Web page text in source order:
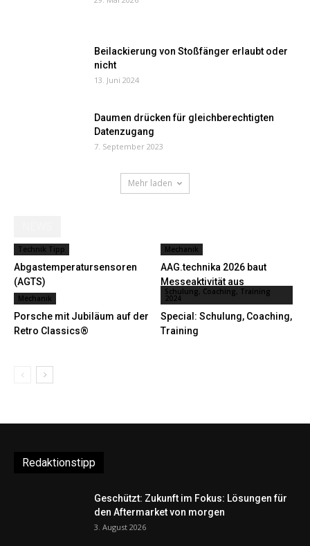
Beilackierung von Stoßfänger erlaubt oder
nicht
13. Juni 2024
Daumen drücken für gleichberechtigten
Datenzugang
7. September 2023
Mehr laden
Technik Tipp
Abgastemperatursensoren
(AGTS)
Mechanik
AAG.technika 2026 baut
Messeaktivität aus
Mechanik
Porsche mit Jubiläum auf der
Retro Classics®
Schulung, Coaching, Training
2024
Special: Schulung, Coaching,
Training
Redaktionstipp
Geschützt: Zukunft im Fokus: Lösungen für
den Aftermarket von morgen
3. August 2026